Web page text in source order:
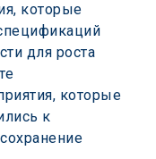
которые
для роста
которые
к